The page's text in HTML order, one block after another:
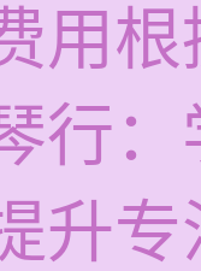
用
行
升